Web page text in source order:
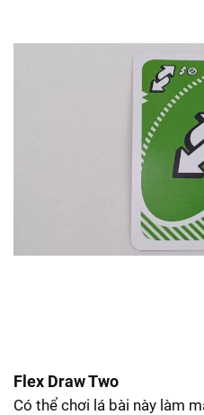
Flex Draw Two
Có thể chơi lá bài này làm